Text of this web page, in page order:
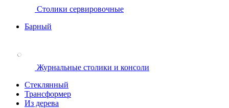
Столики сервировочные
Барный
Журнальные столики и консоли
Стеклянный
Трансформер
Из дерева